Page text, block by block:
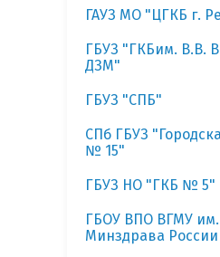
ГАУЗ МО "ЦГКБ г.
ГБУЗ "ГКБим. В.В.
ДЗМ"
ГБУЗ "СПБ"
СПб ГБУЗ
№ 15"
ГБУЗ НО "ГКБ № 5"
ГБОУ ВПО ВГМУ
Минздрава России